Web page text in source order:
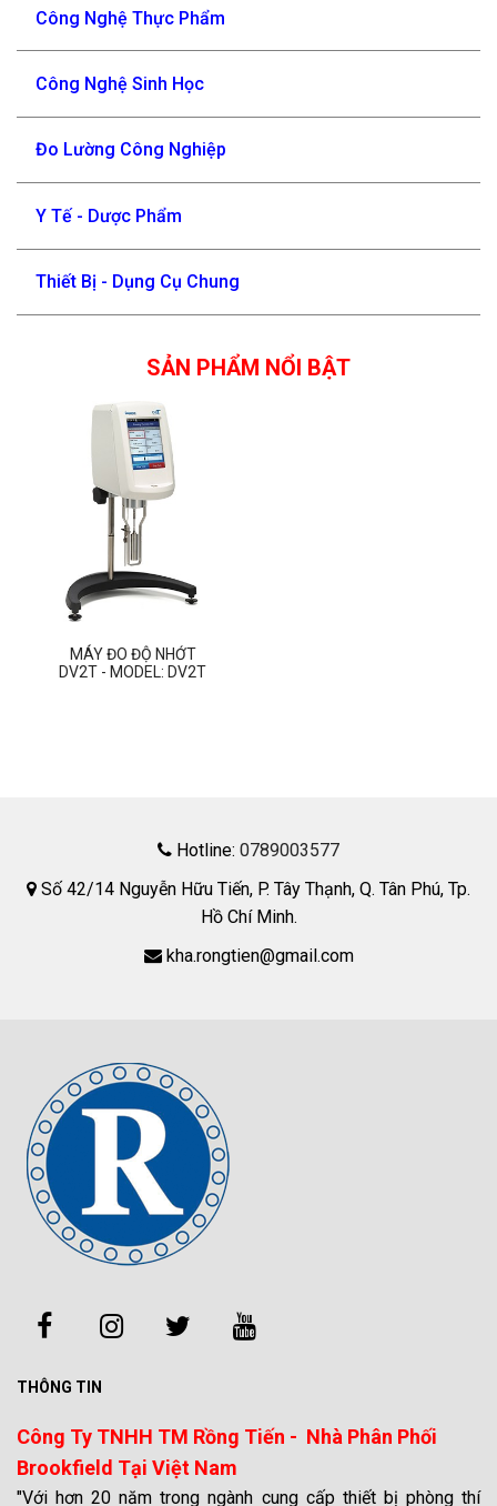
Công Nghệ Thực Phẩm
Công Nghệ Sinh Học
Đo Lường Công Nghiệp
Y Tế - Dược Phẩm
Thiết Bị - Dụng Cụ Chung
SẢN PHẨM NỔI BẬT
MÁY ĐO ĐỘ NHỚT
DV2T - MODEL: DV2T
Hotline: 0789003577
Số 42/14 Nguyễn Hữu Tiến, P. Tây Thạnh, Q. Tân Phú, Tp.
Hồ Chí Minh.
kha.rongtien@gmail.com
THÔNG TIN
Công Ty TNHH TM Rồng Tiến - Nhà Phân Phối
Brookfield Tại Việt Nam
"Với hơn 20 năm trong ngành cung cấp thiết bị phòng thí